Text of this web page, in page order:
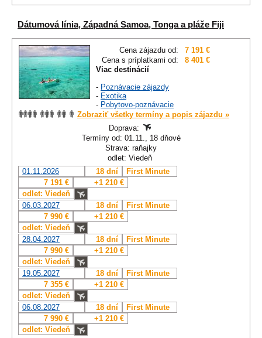
Dátumová línia, Západná Samoa, Tonga a pláže Fiji
Cena zájazdu od:
7 191 €
Cena s príplatkami od:
8 401 €
Viac destinácií
- Poznávacie zájazdy
- Exotika
- Pobytovo-poznávacie
Zobraziť všetky termíny a popis zájazdu »
Doprava:
Termíny od: 01.11., 18 dňové
Strava: raňajky
odlet: Viedeň
01.11.2026
18 dní
First Minute
7 191 €
+1 210 €
odlet: Viedeň
06.03.2027
18 dní
First Minute
7 990 €
+1 210 €
odlet: Viedeň
28.04.2027
18 dní
First Minute
7 990 €
+1 210 €
odlet: Viedeň
19.05.2027
18 dní
First Minute
7 355 €
+1 210 €
odlet: Viedeň
06.08.2027
18 dní
First Minute
7 990 €
+1 210 €
odlet: Viedeň